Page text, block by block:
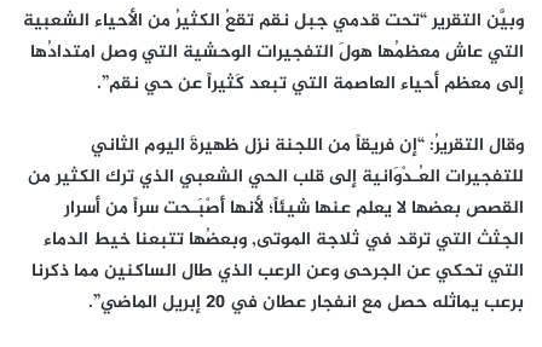
وبيَّن التقرير “تحت قدمي جبل نقم تقعُ الكثيرُ من الأحياء الشعبية
التي عاش معظمُها هولَ التفجيرات الوحشية التي وصل امتدادُها
إلى معظم أحياء العاصمة التي تبعد كَثيراً عن حي نقم”.
وقال التقريرُ: “إن فريقاً من اللجنة نزل ظهيرةَ اليوم الثاني
للتفجيرات العُـدْوَانية إلى قلب الحي الشعبي الذي ترك الكثير من
القصص بعضها لا يعلم عنها شيئاً؛ لأنها أَصْبَـحت سراً من أسرار
الجثث التي ترقد في ثلاجة الموتى, وبعضُها تتبعنا خيط الدماء
التي تحكي عن الجرحى وعن الرعب الذي طال الساكنين مما ذكرنا
برعب يماثله حصل مع انفجار عطان في 20 إبريل الماضي”.